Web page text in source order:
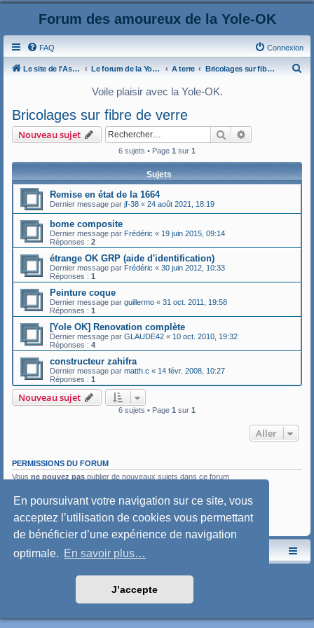
En poursuivant votre navigation sur ce site, vous
acceptez l’utilisation de cookies vous permettant
de bénéficier d’une expérience de navigation
optimale. En savoir plus…
J’accepte
Forum des amoureux de la Yole-OK
FAQ Connexion
Le site de l'AspryOK Le forum de la Yole-OK A terre Bricolages sur fibre de verre
Voile plaisir avec la Yole-OK.
Bricolages sur fibre de verre
Nouveau sujet Rechercher
6 sujets • Page 1 sur 1
Sujets
Remise en état de la 1664
Dernier message par jf-38 « 24 août 2021, 18:19
bome composite
Dernier message par Frédéric « 19 juin 2015, 09:14
Réponses : 2
étrange OK GRP (aide d'identification)
Dernier message par Frédéric « 30 juin 2012, 10:33
Réponses : 1
Peinture coque
Dernier message par guillermo « 31 oct. 2011, 19:58
Réponses : 1
[Yole OK] Renovation complète
Dernier message par GLAUDE42 « 10 oct. 2010, 19:32
Réponses : 4
constructeur zahifra
Dernier message par matth.c « 14 févr. 2008, 10:27
Réponses : 1
Nouveau sujet
6 sujets • Page 1 sur 1
Aller
PERMISSIONS DU FORUM
Vous ne pouvez pas publier de nouveaux sujets dans ce forum
Vous
ne pouvez pas
modifier vos messages dans ce forum
Vous ne pouvez passupprimer vos messages dans ce forum
Vousne pouvez pastransférer de pièces jointes dans ce forum
Le site de l'AspryOK Le forum de la Yole-OK
Style: SoftBlue by Joyce&Luna
Confidentialité|Conditions